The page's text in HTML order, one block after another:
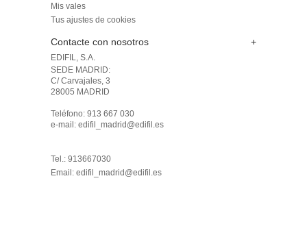
Mis vales
Tus ajustes de cookies
Contacte con nosotros +
EDIFIL, S.A.
SEDE MADRID:
C/ Carvajales, 3
28005 MADRID
Teléfono: 913 667 030
e-mail: edifil_madrid@edifil.es
Tel.: 913667030
Email: edifil_madrid@edifil.es